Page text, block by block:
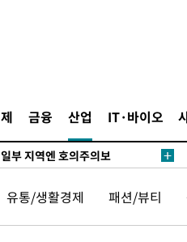
금융 산업 IT·바이오
투표…金 47.75%·鄭
호 7번 의미보단 팀 위해 뛸
당 30㎜ '강한 비'[내일날씨]
부 지역엔 호의주의보
고 담벼락 붕괴
…감정가 1.3억원
유통/생활경제 패션/뷰티